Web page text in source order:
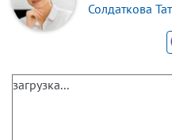
Солдаткова
загрузка...